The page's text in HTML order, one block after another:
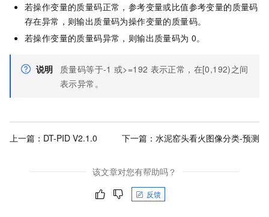
若操作变量的质量码正常，参考变量或比值参考变量的质量码
存在异常，则输出质量码为操作变量的质量码。
若操作变量的质量码异常，则输出质量码为 0。
说明 质量码等于-1 或>=192 表示正常，在[0,192)之间
表示异常。
上一篇： DT-PID V2.1.0 下一篇： 水泥窑头看火图像分类-预测
该文章对您有帮助吗？
反馈